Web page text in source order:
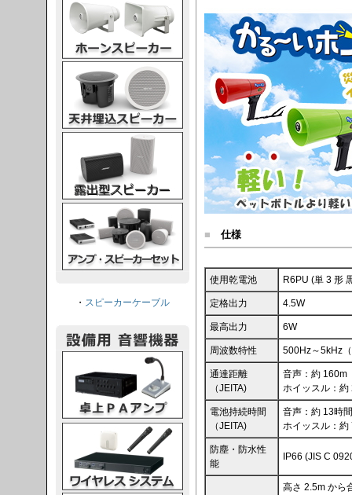
■ 仕様
使用乾電池 R6PU (単 3 形
定格出力 4.5W
最高出力 6W
周波数特性 500Hz～5kHz
通達距離
（JEITA)
音声：約 160m
ホイッスル：約
電池持続時間
（JEITA)
音声：約 13時間
ホイッスル：約
防塵・防水性
能
IP66 (JIS C
高さ 2.5m から
・ スピーカーケーブル